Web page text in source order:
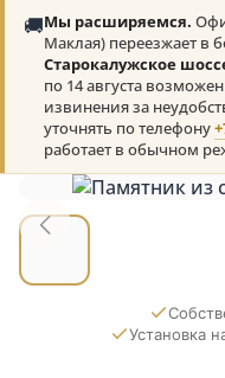
🚚Мы расширяемся.
Маклая) переезжает в
Старокалужское
по 14 августа
извинения за
уточнять по телефону
работает в обычном
Установка